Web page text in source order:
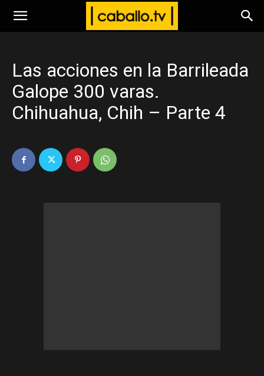
www.caballo.tv
Las acciones en la Barrileada
Galope 300 varas.
Chihuahua, Chih – Parte 4